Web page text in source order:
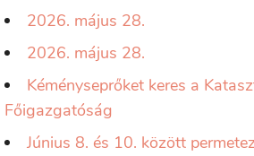
2026. május 28.
2026. május 28.
Kéményseprőket keres a
Főigazgatóság
Június 8. és 10. között